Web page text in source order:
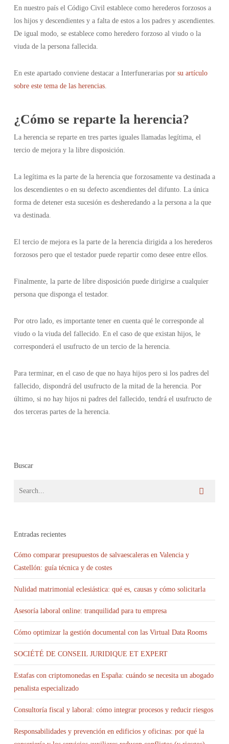
En nuestro país el Código Civil establece como herederos forzosos a
los hijos y descendientes y a falta de estos a los padres y ascendientes.
De igual modo, se establece como heredero forzoso al viudo o la
viuda de la persona fallecida.
En este apartado conviene destacar a Interfunerarias por su artículo
sobre este tema de las herencias.
¿Cómo se reparte la herencia?
La herencia se reparte en tres partes iguales llamadas legítima, el
tercio de mejora y la libre disposición.
La legítima es la parte de la herencia que forzosamente va destinada a
los descendientes o en su defecto ascendientes del difunto. La única
forma de detener esta sucesión es desheredando a la persona a la que
va destinada.
El tercio de mejora es la parte de la herencia dirigida a los herederos
forzosos pero que el testador puede repartir como desee entre ellos.
Finalmente, la parte de libre disposición puede dirigirse a cualquier
persona que disponga el testador.
Por otro lado, es importante tener en cuenta qué le corresponde al
viudo o la viuda del fallecido. En el caso de que existan hijos, le
corresponderá el usufructo de un tercio de la herencia.
Para terminar, en el caso de que no haya hijos pero si los padres del
fallecido, dispondrá del usufructo de la mitad de la herencia. Por
último, si no hay hijos ni padres del fallecido, tendrá el usufructo de
dos terceras partes de la herencia.
Buscar
Entradas recientes
Cómo comparar presupuestos de salvaescaleras en Valencia y
Castellón: guía técnica y de costes
Nulidad matrimonial eclesiástica: qué es, causas y cómo solicitarla
Asesoría laboral online: tranquilidad para tu empresa
Cómo optimizar la gestión documental con las Virtual Data Rooms
SOCIÉTÉ DE CONSEIL JURIDIQUE ET EXPERT
Estafas con criptomonedas en España: cuándo se necesita un abogado
penalista especializado
Consultoría fiscal y laboral: cómo integrar procesos y reducir riesgos
Responsabilidades y prevención en edificios y oficinas: por qué la